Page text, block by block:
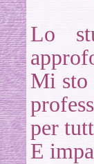
Lo
Mi sto
per
E